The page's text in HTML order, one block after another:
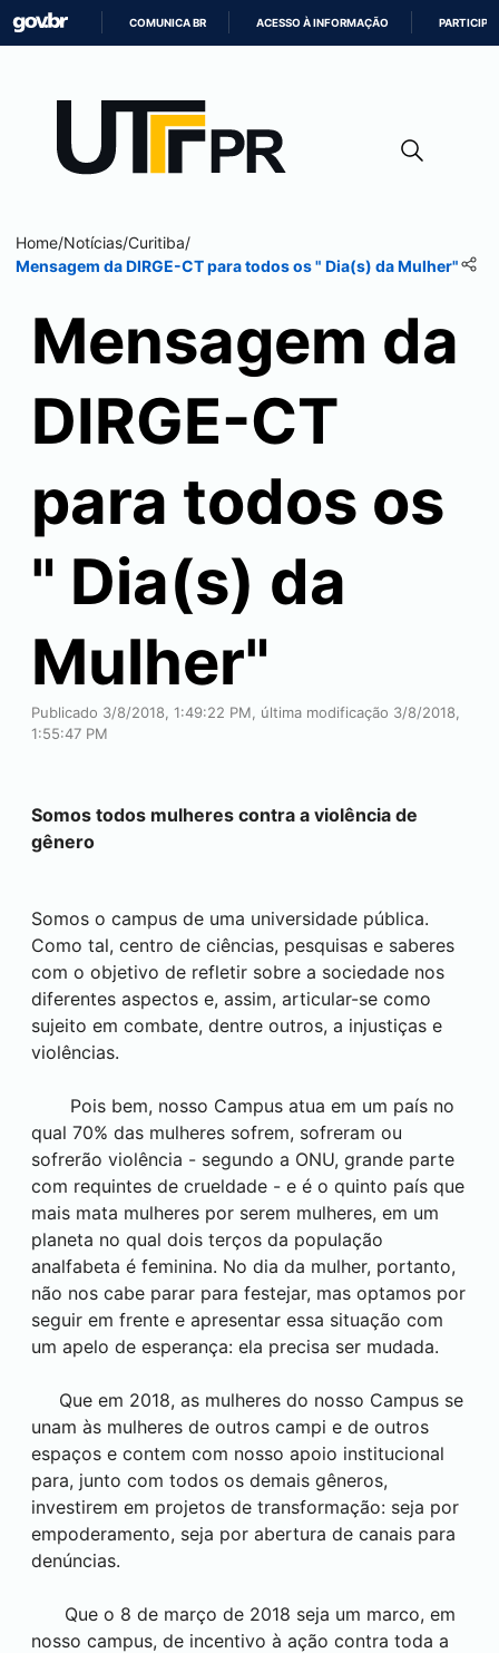
CONTEÚDO
COMUNICA BR ACESSO À INFORMAÇÃO PARTICIPE
Home/Notícias/Curitiba/
Mensagem da DIRGE-CT para todos os " Dia(s) da Mulher"
Mensagem da
DIRGE-CT
para todos os
" Dia(s) da
Mulher"
Publicado 3/8/2018, 1:49:22 PM, última modificação 3/8/2018,
1:55:47 PM
Somos todos mulheres contra a violência de
gênero
Somos o campus de uma universidade pública.
Como tal, centro de ciências, pesquisas e saberes
com o objetivo de refletir sobre a sociedade nos
diferentes aspectos e, assim, articular-se como
sujeito em combate, dentre outros, a injustiças e
violências.
Pois bem, nosso Campus atua em um país no
qual 70% das mulheres sofrem, sofreram ou
sofrerão violência - segundo a ONU, grande parte
com requintes de crueldade - e é o quinto país que
mais mata mulheres por serem mulheres, em um
planeta no qual dois terços da população
analfabeta é feminina. No dia da mulher, portanto,
não nos cabe parar para festejar, mas optamos por
seguir em frente e apresentar essa situação com
um apelo de esperança: ela precisa ser mudada.
Que em 2018, as mulheres do nosso Campus se
unam às mulheres de outros campi e de outros
espaços e contem com nosso apoio institucional
para, junto com todos os demais gêneros,
investirem em projetos de transformação: seja por
empoderamento, seja por abertura de canais para
denúncias.
Que o 8 de março de 2018 seja um marco, em
nosso campus, de incentivo à ação contra toda a